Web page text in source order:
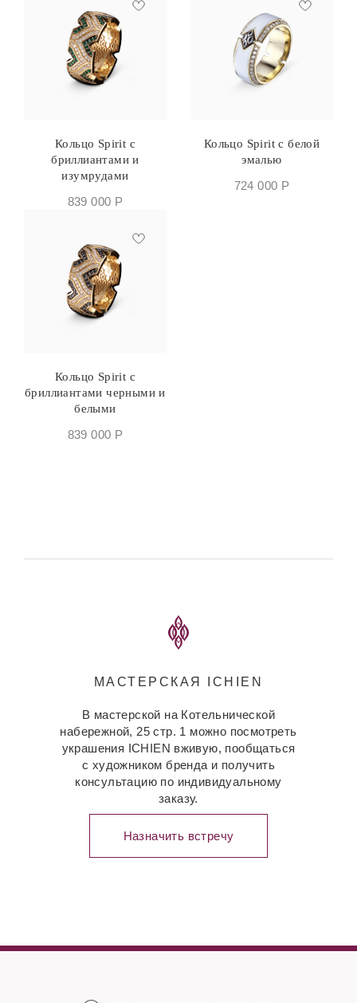
Кольцо Spirit с
бриллиантами и
изумрудами
839 000 Р
Кольцо Spirit с белой
эмалью
724 000 Р
Кольцо Spirit с
бриллиантами черными и
белыми
839 000 Р
МАСТЕРСКАЯ ICHIEN
В мастерской на Котельнической
набережной, 25 стр. 1 можно посмотреть
украшения ICHIEN вживую, пообщаться
с художником бренда и получить
консультацию по индивидуальному
заказу.
Назначить встречу